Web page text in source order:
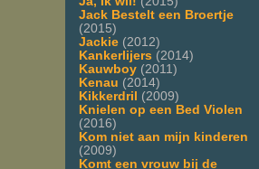
Jack Bestelt een Broertje
(2015)
Jackie (2012)
Kankerlijers (2014)
Kauwboy (2011)
Kenau (2014)
Kikkerdril (2009)
Knielen op een Bed Violen
(2016)
Kom niet aan mijn kinderen
(2009)
Komt een vrouw bij de